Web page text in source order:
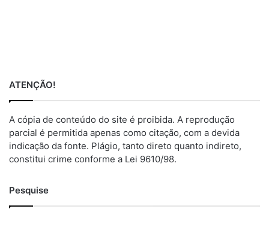
ATENÇÃO!
A cópia de conteúdo do site é proibida. A reprodução
parcial é permitida apenas como citação, com a devida
indicação da fonte. Plágio, tanto direto quanto indireto,
constitui crime conforme a Lei 9610/98.
Pesquise